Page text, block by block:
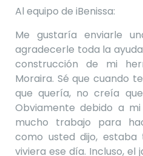
Al equipo de iBenissa:
Me gustaría enviarle
agradecerle toda la
construcción de mi
Moraira. Sé que cuando
que quería, no creía
Obviamente debido a
mucho trabajo para
como usted dijo,
viviera ese día. Incluso, el